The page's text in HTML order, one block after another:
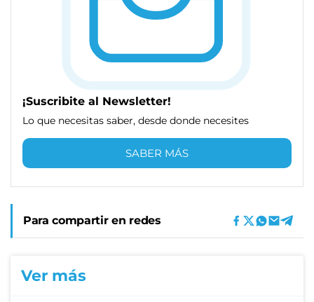
¡Suscribite al Newsletter!
Lo que necesitas saber, desde donde necesites
SABER MÁS
Para compartir en redes
Ver más